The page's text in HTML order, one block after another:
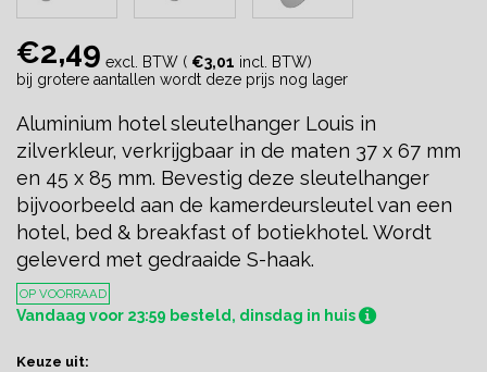
€2,49 excl. BTW ( €3,01 incl. BTW)
bij grotere aantallen wordt deze prijs nog lager
Aluminium hotel sleutelhanger Louis in
zilverkleur, verkrijgbaar in de maten 37 x 67 mm
en 45 x 85 mm. Bevestig deze sleutelhanger
bijvoorbeeld aan de kamerdeursleutel van een
hotel, bed & breakfast of botiekhotel. Wordt
geleverd met gedraaide S-haak.
OP VOORRAAD
Vandaag voor 23:59 besteld, dinsdag in huis
Keuze uit: